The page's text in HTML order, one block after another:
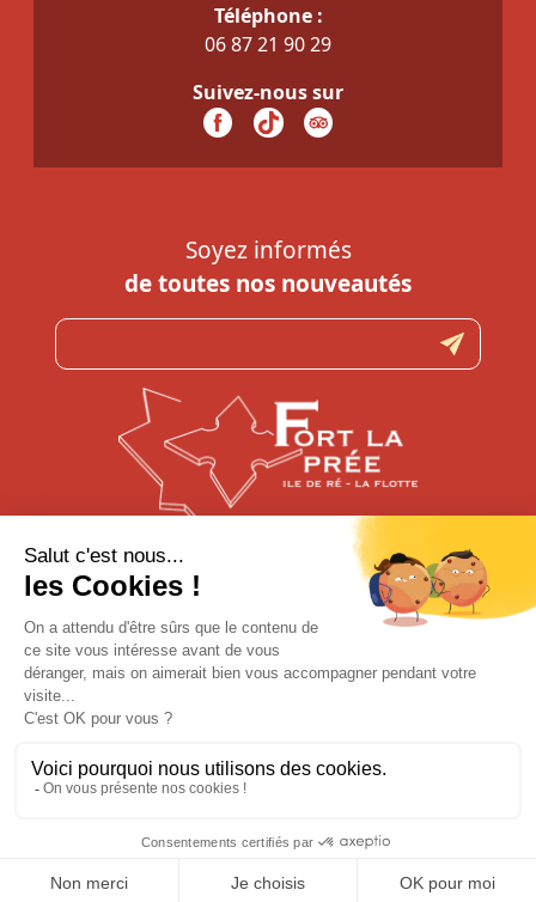
Téléphone :
06 87 21 90 29
Suivez-nous sur
Soyez informés
de toutes nos nouveautés
N’hésitez pas à nous contacter
pour toute question
CONTACTEZ-NOUS
Plan du site
Charentes Tourisme © 2026 fort-la-pree. Tous droits
réservés. Développé parl'agence web Kwantic.